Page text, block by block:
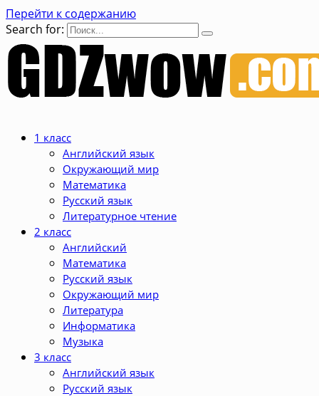
Перейти к содержанию
Search for:
1 класс
Английский язык
Окружающий мир
Математика
Русский язык
Литературное чтение
2 класс
Английский
Математика
Русский язык
Окружающий мир
Литература
Информатика
Музыка
3 класс
Английский язык
Русский язык